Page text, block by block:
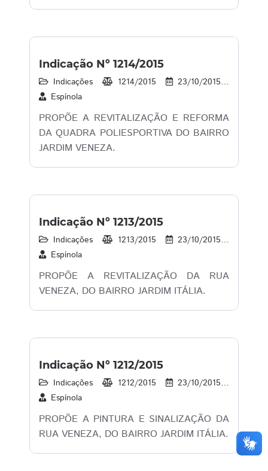
Indicação Nº 1214/2015
Indicações 1214/2015 23/10/2015
Espínola
PROPÕE A REVITALIZAÇÃO E REFORMA
DA QUADRA POLIESPORTIVA DO BAIRRO
JARDIM VENEZA.
Indicação Nº 1213/2015
Indicações 1213/2015 23/10/2015
Espínola
PROPÕE A REVITALIZAÇÃO DA RUA
VENEZA, DO BAIRRO JARDIM ITÁLIA.
Indicação Nº 1212/2015
Indicações 1212/2015 23/10/2015
Espínola
PROPÕE A PINTURA E SINALIZAÇÃO DA
RUA VENEZA, DO BAIRRO JARDIM ITÁLIA.